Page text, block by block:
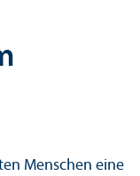
Menschen eine